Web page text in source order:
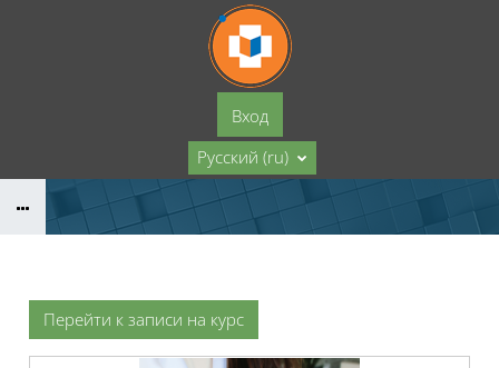
Перейти к основному содержанию
Вход
Русский ‎(ru)‎
Перейти к записи на курс